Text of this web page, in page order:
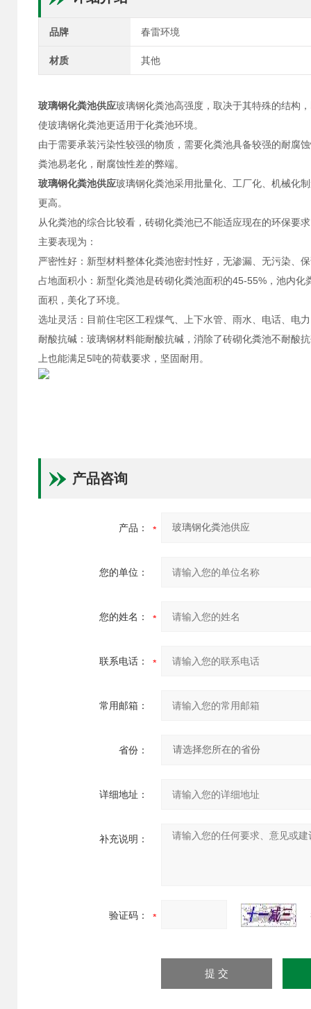
品牌 春雷环境
材质 其他
玻璃钢化粪池供应玻璃钢化粪池高强度，取决于其特殊的结构
使玻璃钢化粪池更适用于化粪池环境。
由于需要承装污染性较强的物质，需要化粪池具备较强的耐腐
粪池易老化，耐腐蚀性差的弊端。
玻璃钢化粪池供应玻璃钢化粪池采用批量化、工厂化、机械化
更高。
从化粪池的综合比较看，砖砌化粪池已不能适应现在的环保要
主要表现为：
严密性好：新型材料整体化粪池密封性好，无渗漏、无污染、
占地面积小：新型化粪池是砖砌化粪池面积的45-55%，池内
面积，美化了环境。
选址灵活：目前住宅区工程煤气、上下水管、雨水、电话、电
耐酸抗碱：玻璃钢材料能耐酸抗碱，消除了砖砌化粪池不耐酸
上也能满足5吨的荷载要求，坚固耐用。
产品咨询
产品：
您的单位：
您的姓名：
联系电话：
常用邮箱：
省份：
详细地址：
补充说明：
验证码：